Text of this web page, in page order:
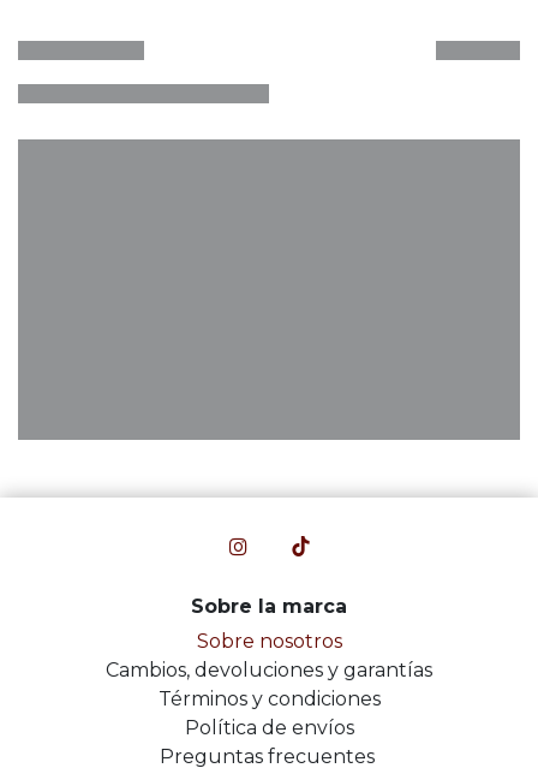
Sobre la marca
Sobre nosotros
Cambios, devoluciones y garantías
Términos y condiciones
Política de envíos
Preguntas frecuentes